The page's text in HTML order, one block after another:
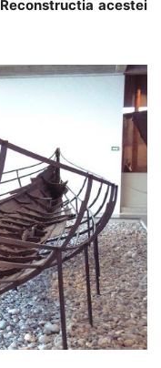
Reconstructia acestei